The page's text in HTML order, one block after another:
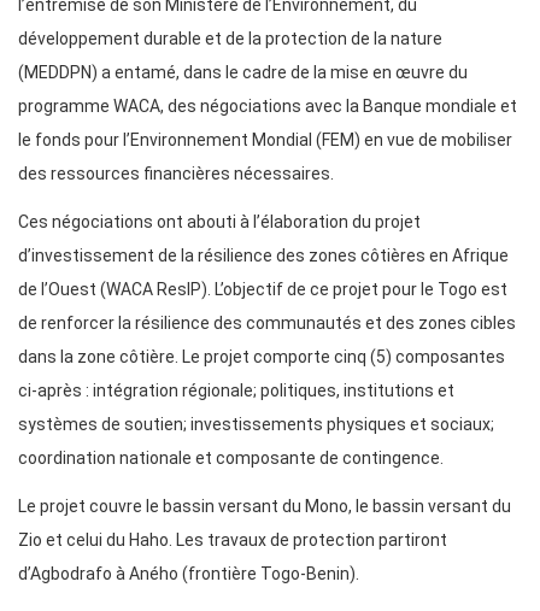
l’entremise de son Ministère de l’Environnement, du
développement durable et de la protection de la nature
(MEDDPN) a entamé, dans le cadre de la mise en œuvre du
programme WACA, des négociations avec la Banque mondiale et
le fonds pour l’Environnement Mondial (FEM) en vue de mobiliser
des ressources financières nécessaires.
Ces négociations ont abouti à l’élaboration du projet
d’investissement de la résilience des zones côtières en Afrique
de l’Ouest (WACA ResIP). L’objectif de ce projet pour le Togo est
de renforcer la résilience des communautés et des zones cibles
dans la zone côtière. Le projet comporte cinq (5) composantes
ci-après : intégration régionale; politiques, institutions et
systèmes de soutien; investissements physiques et sociaux;
coordination nationale et composante de contingence.
Le projet couvre le bassin versant du Mono, le bassin versant du
Zio et celui du Haho. Les travaux de protection partiront
d’Agbodrafo à Aného (frontière Togo-Benin).